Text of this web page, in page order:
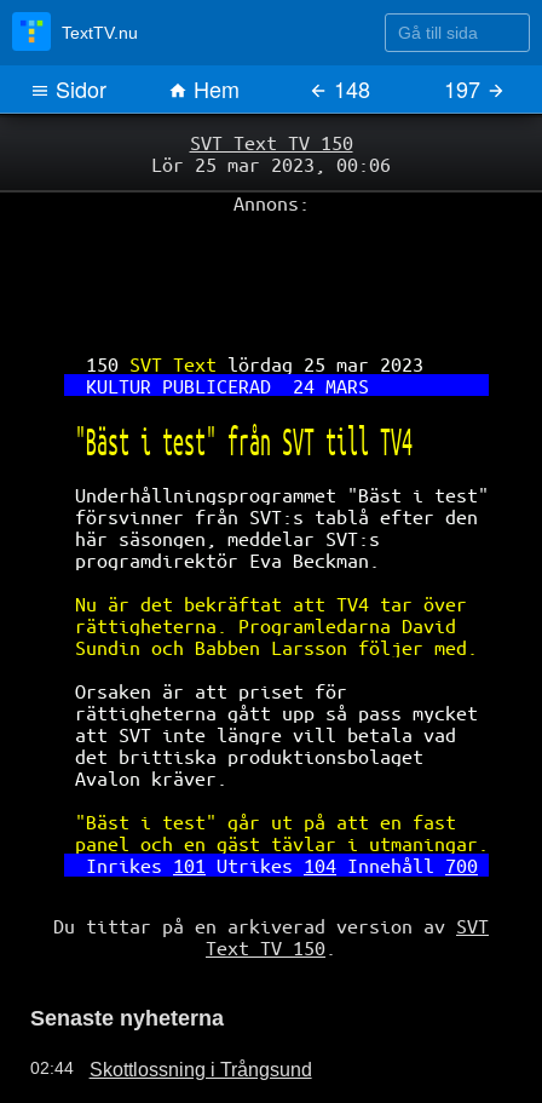
SVT Text TV 150
Lör 25 mar 2023, 00:06
Annons:
150 SVT Text lördag 25 mar 2023
KULTUR PUBLICERAD  24 MARS
"Bäst i test" från SVT till TV4
Underhållningsprogrammet "Bäst i test"
försvinner från SVT:s tablå efter den
här säsongen, meddelar SVT:s
programdirektör Eva Beckman.
Nu är det bekräftat att TV4 tar över
rättigheterna. Programledarna David
Sundin och Babben Larsson följer med.
Orsaken är att priset för
rättigheterna gått upp så pass mycket
att SVT inte längre vill betala vad
det brittiska produktionsbolaget
Avalon kräver.
"Bäst i test" går ut på att en fast
panel och en gäst tävlar i utmaningar.
Inrikes 101 Utrikes 104 Innehåll 700
Du tittar på en arkiverad version av SVT
Text TV 150
Senaste nyheterna
02:44 Skottlossning i Trångsund
TextTV.nu Gå till sida
Sidor Hem 148 197